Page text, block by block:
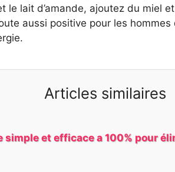
le lait d’amande, ajoutez du miel
aussi positive pour les
Articles similaires
simple et efficace a 100% pour